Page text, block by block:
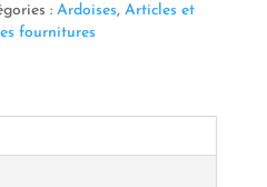
: Ardoises, Articles et
fournitures